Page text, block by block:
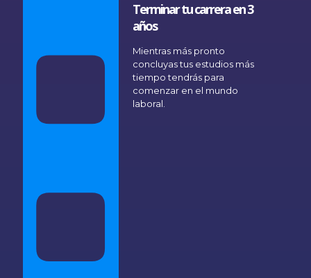
Terminar tu carrera en 3
años
Mientras más pronto
concluyas tus estudios más
tiempo tendrás para
comenzar en el mundo
laboral.